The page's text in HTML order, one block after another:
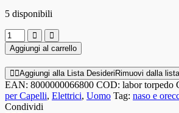
5 disponibili
Aggiungi al carrello
Aggiungi alla Lista Desideri Rimuovi dalla
EAN: 8000000066800 COD: labor torpedo
per Capelli, Elettrici, Uomo Tag: naso e
Condividi